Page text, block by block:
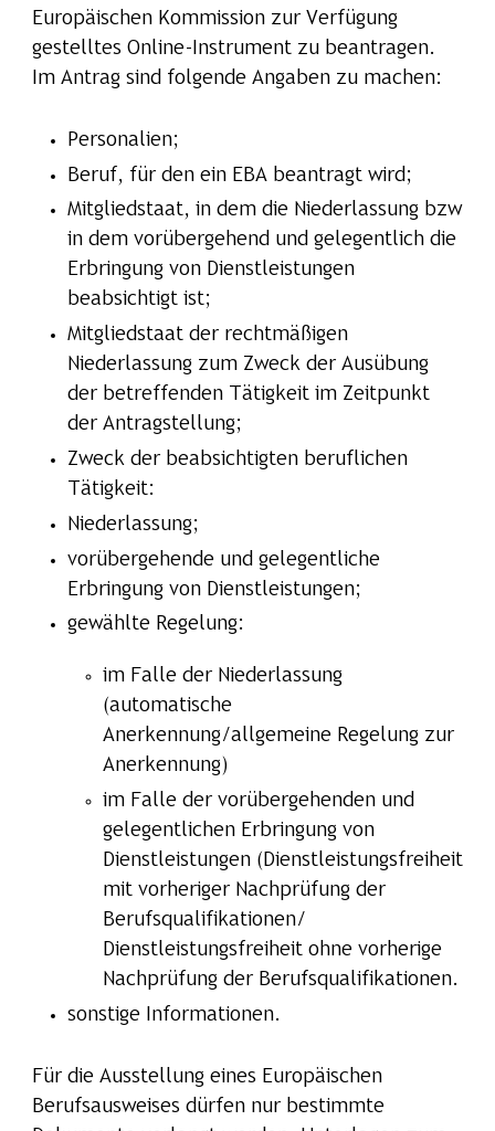
Europäischen Kommission zur Verfügung
gestelltes Online-Instrument zu beantragen.
Im Antrag sind folgende Angaben zu machen:
Personalien;
Beruf, für den ein EBA beantragt wird;
Mitgliedstaat, in dem die Niederlassung bzw
in dem vorübergehend und gelegentlich die
Erbringung von Dienstleistungen
beabsichtigt ist;
Mitgliedstaat der rechtmäßigen
Niederlassung zum Zweck der Ausübung
der betreffenden Tätigkeit im Zeitpunkt
der Antragstellung;
Zweck der beabsichtigten beruflichen
Tätigkeit:
Niederlassung;
vorübergehende und gelegentliche
Erbringung von Dienstleistungen;
gewählte Regelung:
im Falle der Niederlassung
(automatische
Anerkennung/allgemeine Regelung zur
Anerkennung)
im Falle der vorübergehenden und
gelegentlichen Erbringung von
Dienstleistungen (Dienstleistungsfreiheit
mit vorheriger Nachprüfung der
Berufsqualifikationen/
Dienstleistungsfreiheit ohne vorherige
Nachprüfung der Berufsqualifikationen.
sonstige Informationen.
Für die Ausstellung eines Europäischen
Berufsausweises dürfen nur bestimmte